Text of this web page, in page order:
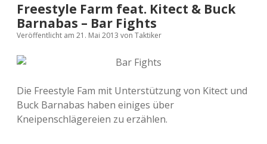
Freestyle Farm feat. Kitect & Buck
Barnabas – Bar Fights
Veröffentlicht am 21. Mai 2013 von Taktiker
Die Freestyle Fam mit Unterstützung von Kitect und
Buck Barnabas haben einiges über
Kneipenschlägereien zu erzählen.